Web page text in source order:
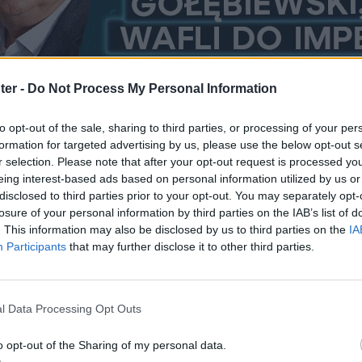
- Do Not Process My Personal Information
opt-out of the sale, sharing to third parties, or processing of your
for targeted advertising by us, please use the below opt-out
selection. Please note that after your opt-out request is processed
interest-based ads based on personal information utilized by us
to third parties prior to your opt-out. You may separately
of your personal information by third parties on the IAB’s list of
This information may also be disclosed by us to third parties on the
Participants that may further disclose it to other third parties.
Data Processing Opt Outs
opt-out of the Sharing of my personal data.
mieli jednym słowem podsumować rok 2025,
odmieniana przez wszystkie przypadki –
handlowa i geopolityczna. A jednak,
rynki finansowe wspięły się na szczyty zmienności i
nadzieję ograniczenia ryzyka. Mijający rok przyniósł nam
gigantów technologicznych i historyczne szczyty
2026 rok z bagażem pytań, które zdefiniują nasze portfele